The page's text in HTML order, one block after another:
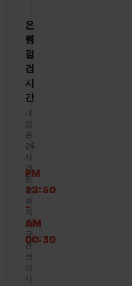
은
행
점
검
시
간
매
입
은
24
시
간
운
영
되
며
입
금
만
점
검
시
PM
23:50
~
AM
00:30